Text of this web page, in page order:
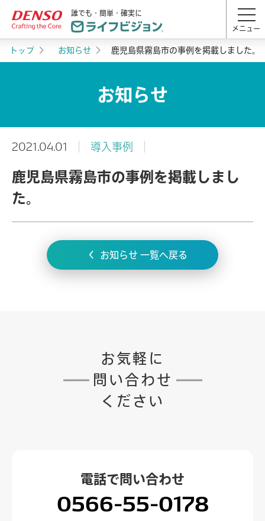
誰でも・簡単・確実に
メニュー
トップ お知らせ 鹿児島県霧島市の事例を掲載しました。
お知らせ
2021.04.01 導入事例
鹿児島県霧島市の事例を掲載しまし
た。
お知らせ 一覧へ戻る
お気軽に
問い合わせ
ください
電話で 問い合わせ
0566-55-0178